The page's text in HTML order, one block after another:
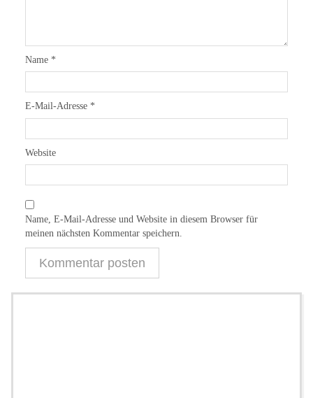
Name *
E-Mail-Adresse *
Website
Name, E-Mail-Adresse und Website in diesem Browser für
meinen nächsten Kommentar speichern.